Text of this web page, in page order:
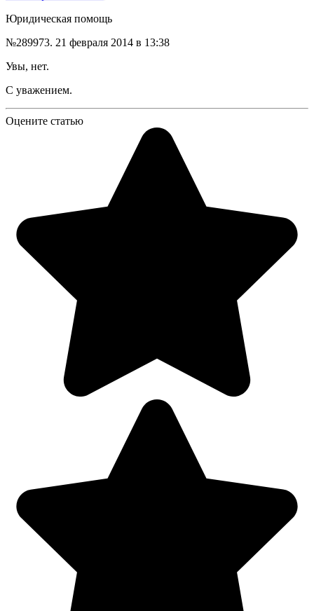
Юридическая помощь
№289973. 21 февраля 2014 в 13:38
Увы, нет.
С уважением.
Оцените статью